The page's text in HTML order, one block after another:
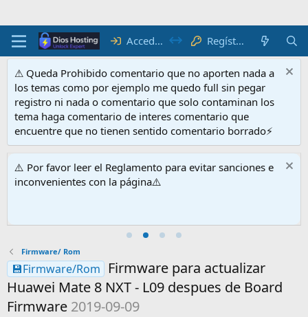
Acceder Regístrate
⚠ Queda Prohibido comentario que no aporten nada a
los temas como por ejemplo me quedo full sin pegar
registro ni nada o comentario que solo contaminan los
tema haga comentario de interes comentario que
encuentre que no tienen sentido comentario borrado⚡
⚠️ Por favor leer el Reglamento para evitar sanciones e
inconvenientes con la página⚠️
Firmware/ Rom
💾Firmware/Rom
Firmware para actualizar
Huawei Mate 8 NXT - L09 despues de Board
Firmware 2019-09-09